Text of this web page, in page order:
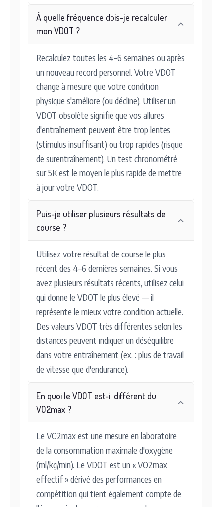
À quelle fréquence dois-je recalculer
mon VDOT ?
Recalculez toutes les 4–6 semaines ou après
un nouveau record personnel. Votre VDOT
change à mesure que votre condition
physique s'améliore (ou décline). Utiliser un
VDOT obsolète signifie que vos allures
d'entraînement peuvent être trop lentes
(stimulus insuffisant) ou trop rapides (risque
de surentraînement). Un test chronométré
sur 5K est le moyen le plus rapide de mettre
à jour votre VDOT.
Puis-je utiliser plusieurs résultats de
course ?
Utilisez votre résultat de course le plus
récent des 4–6 dernières semaines. Si vous
avez plusieurs résultats récents, utilisez celui
qui donne le VDOT le plus élevé — il
représente le mieux votre condition actuelle.
Des valeurs VDOT très différentes selon les
distances peuvent indiquer un déséquilibre
dans votre entraînement (ex. : plus de travail
de vitesse que d'endurance).
En quoi le VDOT est-il différent du
VO2max ?
Le VO2max est une mesure en laboratoire
de la consommation maximale d'oxygène
(ml/kg/min). Le VDOT est un « VO2max
effectif » dérivé des performances en
compétition qui tient également compte de